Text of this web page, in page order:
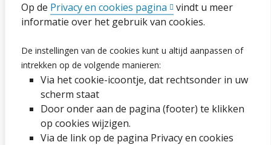
Op de Privacy en cookies pagina
vindt u meer
informatie over het gebruik van cookies.
De instellingen van de cookies kunt u altijd aanpassen of
intrekken op de volgende manieren:
Via het cookie-icoontje, dat rechtsonder in uw
scherm staat
Door onder aan de pagina (footer) te klikken
op cookies wijzigen.
Via de link op de pagina Privacy en cookies
Ga naar de pagina
Proclaimer en copyright
Webarchief
Volg ons op social media